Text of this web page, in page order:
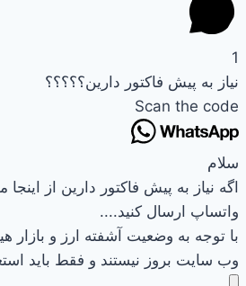
1
نیاز به پیش فاکتور دارین؟؟؟؟؟
Scan the code
سلام
اگه نیاز به پیش فاکتور دارین از اینجا
واتساپ ارسال کنید....
با توجه به وضعیت آشفته ارز و بازار
وب سایت بروز نیستند و فقط باید